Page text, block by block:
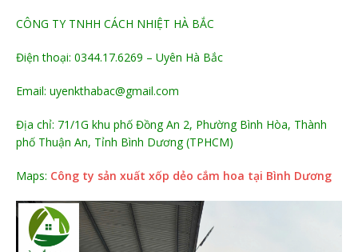
CÔNG TY TNHH CÁCH NHIỆT HÀ BẮC
Điện thoại: 0344.17.6269 – Uyên Hà Bắc
Email: uyenkthabac@gmail.com
Địa chỉ: 71/1G khu phố Đồng An 2, Phường Bình Hòa, Thành
phố Thuận An, Tỉnh Bình Dương (TPHCM)
Maps: Công ty sản xuất xốp dẻo cắm hoa tại Bình Dương